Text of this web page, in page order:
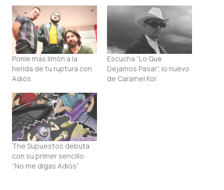
Ponle más limón a la
herida de tu ruptura con
Adiós
Escucha “Lo Que
Dejamos Pasar”, lo nuevo
de Caramel Koi
The Supuestos debuta
con su primer sencillo
“No me digas Adiós”